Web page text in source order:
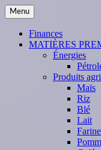
Skip
to
content
Menu
Finances
MATIÈRES
Énergies
Produits
Maïs
Riz
Blé
Lait
Farine